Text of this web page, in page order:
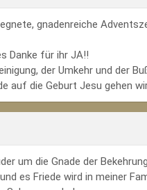
gnadenreiche
Danke für ihr JA!!
der Umkehr und der
auf die Geburt Jesu gehen
um die Gnade der
es Friede wird in meiner